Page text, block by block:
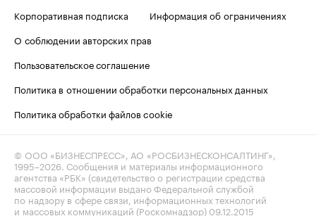
Корпоративная подписка
Информация об ограничениях
О соблюдении авторских прав
Пользовательское соглашение
Политика в отношении обработки персональных данных
Политика обработки файлов cookie
© ООО «БИЗНЕСПРЕСС», АО «РОСБИЗНЕСКОНСАЛТИНГ»,
1995–2026 . Сообщения и материалы информационного
агентства «РБК» (свидетельство о регистрации средства
массовой информации выдано Федеральной службой
по надзору в сфере связи, информационных технологий
и массовых коммуникаций (Роскомнадзор) 09.12.2015